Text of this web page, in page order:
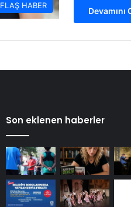
FLAŞ HABER
Devamını
Son eklenen haberler